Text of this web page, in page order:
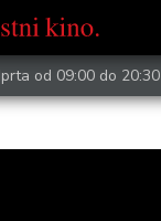
od 09:00 do 20:30